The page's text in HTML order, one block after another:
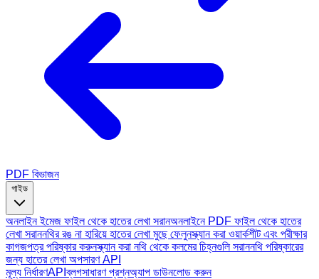
PDF বিভাজন
গাইড
অনলাইন ইমেজ ফাইল থেকে হাতের লেখা সরানঅনলাইনে PDF ফাইল থেকে হাতের
লেখা সরাননথির রঙ না হারিয়ে হাতের লেখা মুছে ফেলুনস্ক্যান করা ওয়ার্কশীট এবং পরীক্ষার
কাগজপত্র পরিষ্কার করুনস্ক্যান করা নথি থেকে কলমের চিহ্নগুলি সরাননথি পরিষ্কারের
জন্য হাতের লেখা অপসারণ API
মূল্য নির্ধারণAPIব্লগসাধারণ প্রশ্নঅ্যাপ ডাউনলোড করুন